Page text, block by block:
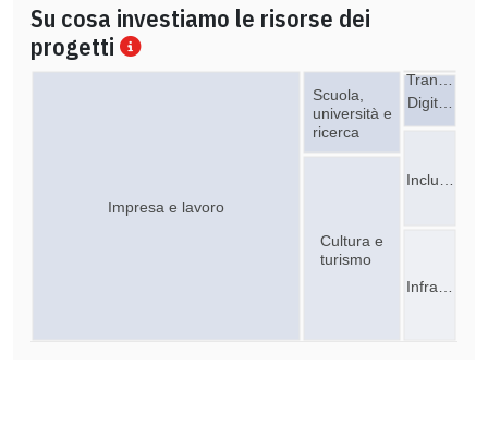
Su cosa investiamo le risorse dei
progetti
Digit…
Scuola,
università e
ricerca
Impresa e lavoro
Cultura e
turismo
Inclu…
Infra…
Tran…